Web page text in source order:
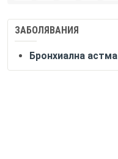
ЗАБОЛЯВАНИЯ
Бронхиална астма